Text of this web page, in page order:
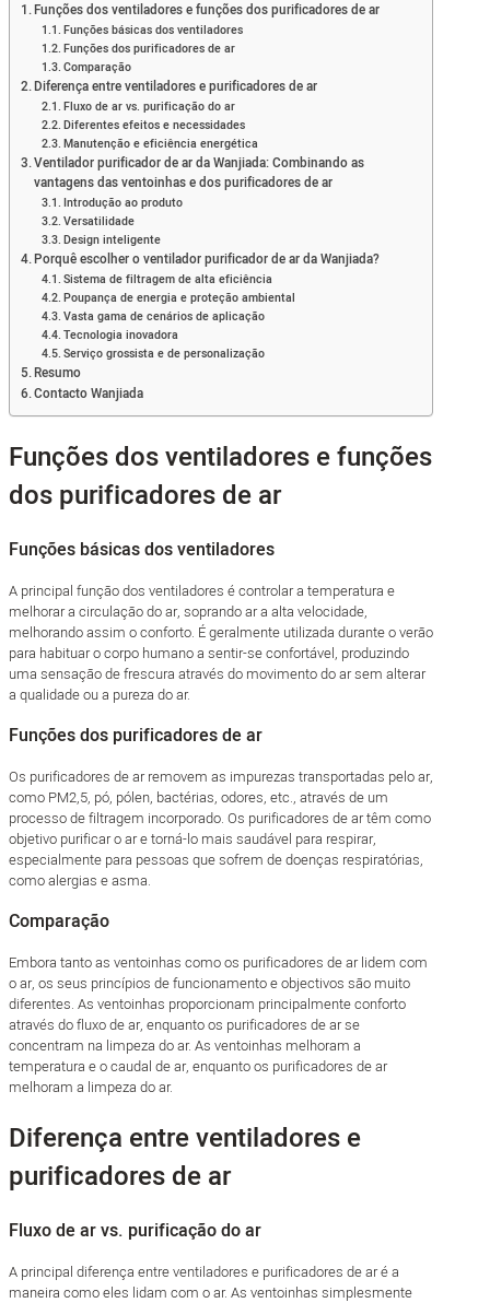
Funções dos ventiladores e funções dos purificadores de ar
Funções básicas dos ventiladores
Funções dos purificadores de ar
Comparação
Diferença entre ventiladores e purificadores de ar
Fluxo de ar vs. purificação do ar
Diferentes efeitos e necessidades
Manutenção e eficiência energética
Ventilador purificador de ar da Wanjiada: Combinando as
vantagens das ventoinhas e dos purificadores de ar
Introdução ao produto
Versatilidade
Design inteligente
Porquê escolher o ventilador purificador de ar da Wanjiada?
Sistema de filtragem de alta eficiência
Poupança de energia e proteção ambiental
Vasta gama de cenários de aplicação
Tecnologia inovadora
Serviço grossista e de personalização
Resumo
Contacto Wanjiada
Funções dos ventiladores e funções
dos purificadores de ar
Funções básicas dos ventiladores
A principal função dos ventiladores é controlar a temperatura e
melhorar a circulação do ar, soprando ar a alta velocidade,
melhorando assim o conforto. É geralmente utilizada durante o verão
para habituar o corpo humano a sentir-se confortável, produzindo
uma sensação de frescura através do movimento do ar sem alterar
a qualidade ou a pureza do ar.
Funções dos purificadores de ar
Os purificadores de ar removem as impurezas transportadas pelo ar,
como PM2,5, pó, pólen, bactérias, odores, etc., através de um
processo de filtragem incorporado. Os purificadores de ar têm como
objetivo purificar o ar e torná-lo mais saudável para respirar,
especialmente para pessoas que sofrem de doenças respiratórias,
como alergias e asma.
Comparação
Embora tanto as ventoinhas como os purificadores de ar lidem com
o ar, os seus princípios de funcionamento e objectivos são muito
diferentes. As ventoinhas proporcionam principalmente conforto
através do fluxo de ar, enquanto os purificadores de ar se
concentram na limpeza do ar. As ventoinhas melhoram a
temperatura e o caudal de ar, enquanto os purificadores de ar
melhoram a limpeza do ar.
Diferença entre ventiladores e
purificadores de ar
Fluxo de ar vs. purificação do ar
A principal diferença entre ventiladores e purificadores de ar é a
maneira como eles lidam com o ar. As ventoinhas simplesmente